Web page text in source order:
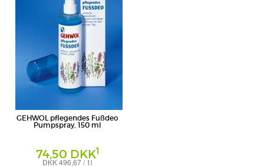
GEHWOL pflegendes Fußdeo
Pumpspray, 150 ml
74,50 DKK1
DKK 496,67 / 1l